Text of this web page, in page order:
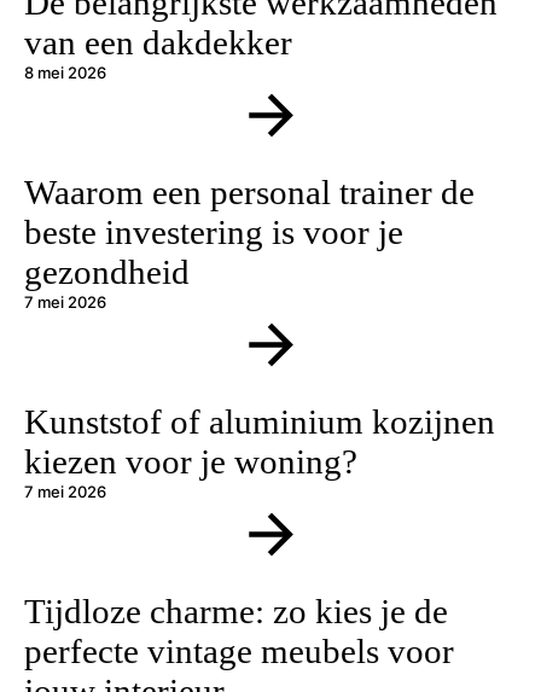
van een dakdekker
8 mei 2026
Waarom een personal trainer de
beste investering is voor je
gezondheid
7 mei 2026
Kunststof of aluminium kozijnen
kiezen voor je woning?
7 mei 2026
Tijdloze charme: zo kies je de
perfecte vintage meubels voor